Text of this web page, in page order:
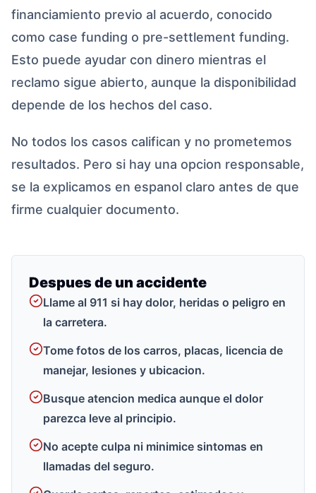
financiamiento previo al acuerdo, conocido
como case funding o pre-settlement funding.
Esto puede ayudar con dinero mientras el
reclamo sigue abierto, aunque la disponibilidad
depende de los hechos del caso.
No todos los casos califican y no prometemos
resultados. Pero si hay una opcion responsable,
se la explicamos en espanol claro antes de que
firme cualquier documento.
Despues de un accidente
Llame al 911 si hay dolor, heridas o peligro en
la carretera.
Tome fotos de los carros, placas, licencia de
manejar, lesiones y ubicacion.
Busque atencion medica aunque el dolor
parezca leve al principio.
No acepte culpa ni minimice sintomas en
llamadas del seguro.